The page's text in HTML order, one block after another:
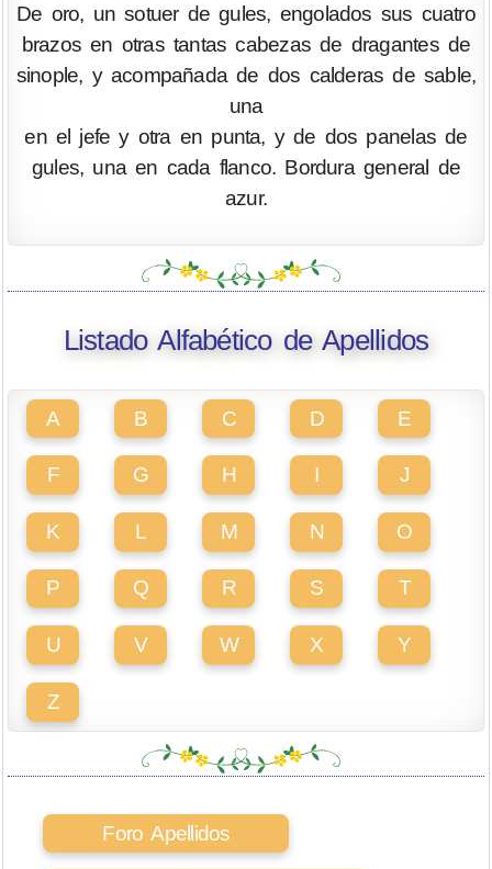
De oro, un sotuer de gules, engolados sus cuatro
brazos en otras tantas cabezas de dragantes de
sinople, y acompañada de dos calderas de sable,
una
en el jefe y otra en punta, y de dos panelas de
gules, una en cada flanco. Bordura general de
azur.
Listado Alfabético de Apellidos
A B C D E
F G H I J
K L M N O
P Q R S T
U V W X Y
Z
Foro Apellidos